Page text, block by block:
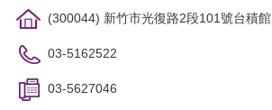
(300044) 新竹市光復路2段101號台積館
03-5162522
03-5627046